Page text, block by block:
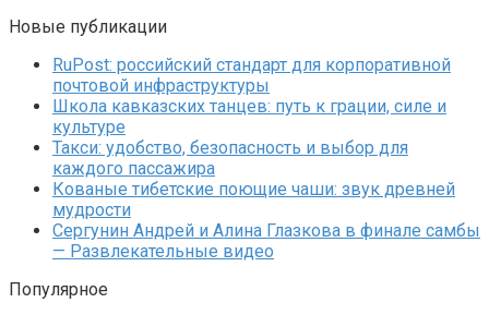
Новые публикации
RuPost: российский стандарт для корпоративной
почтовой инфраструктуры
Школа кавказских танцев: путь к грации, силе и
культуре
Такси: удобство, безопасность и выбор для
каждого пассажира
Кованые тибетские поющие чаши: звук древней
мудрости
Сергунин Андрей и Алина Глазкова в финале самбы
— Развлекательные видео
Популярное